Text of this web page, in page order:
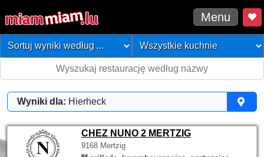
Menu
Wyniki dla: Hierheck
CHEZ NUNO 2 MERTZIG
9168 Mertzig